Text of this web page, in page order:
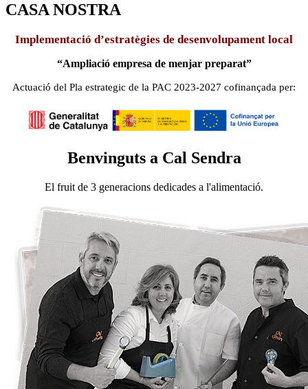
CASA NOSTRA
Implementació d’estratègies de desenvolupament local
“Ampliació empresa de menjar preparat”
Actuació del Pla estrategic de la PAC 2023-2027 cofinançada per:
Benvinguts a Cal Sendra
El fruit de 3 generacions dedicades a l'alimentació.